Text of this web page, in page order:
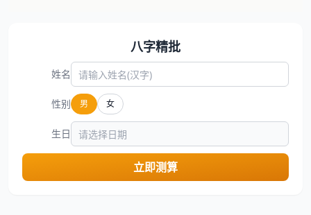
八字精批
姓名
性别 男 女
生日
立即测算